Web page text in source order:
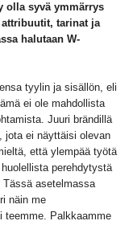
olla syvä ymmärrys
tarinat ja
halutaan W-
tyylin ja sisällön, eli
ei ole mahdollista
Juuri brändillä
jota ei näyttäisi olevan
että ylempää työtä
perehdytystä
asetelmassa
näin me
teemme. Palkkaamme